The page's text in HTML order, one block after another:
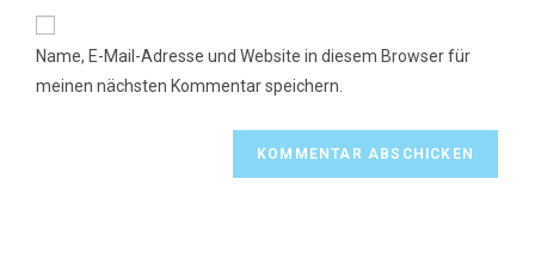
ein
zum
Kommentieren
ein
Website-
Name, E-Mail-Adresse und Website in diesem Browser für
meinen nächsten Kommentar speichern.